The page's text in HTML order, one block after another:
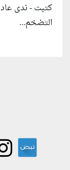
كتبت - ندى
التضخم...